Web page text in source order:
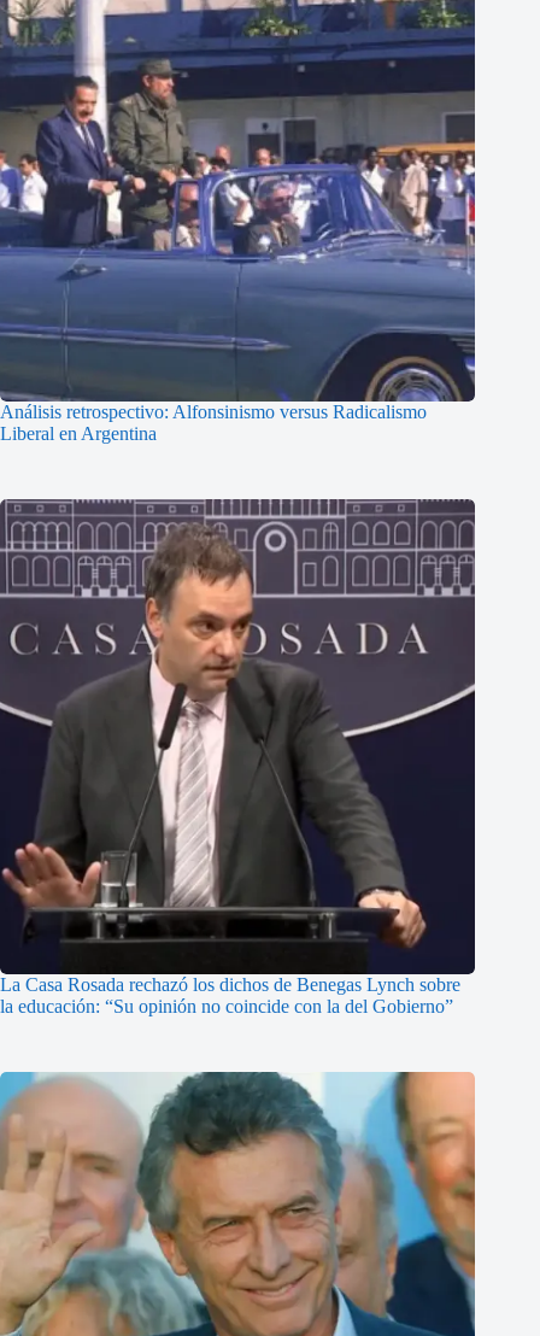
Análisis retrospectivo: Alfonsinismo versus Radicalismo
Liberal en Argentina
La Casa Rosada rechazó los dichos de Benegas Lynch sobre
la educación: “Su opinión no coincide con la del Gobierno”